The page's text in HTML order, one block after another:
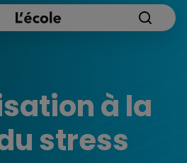
à la
stress